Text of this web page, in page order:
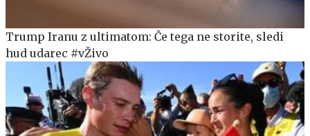
Trump Iranu z ultimatom: Če tega ne storite, sledi
hud udarec #vŽivo